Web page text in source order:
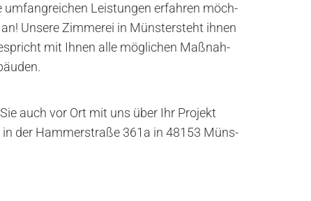
um­fang­rei­chen Leis­tun­gen er­fah­ren möch­
Un­se­re Zim­me­rei in Müns­tersteht ihnen
mit Ihnen alle mög­li­chen Maß­nah­
auch vor Ort mit uns über Ihr Pro­jekt
in der Ham­mer­stra­ße 361a in 48153 Müns­